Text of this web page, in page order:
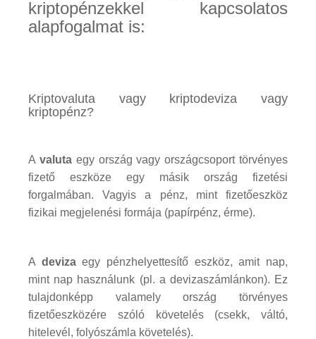
kriptopénzekkel kapcsolatos
alapfogalmat is:
Kriptovaluta vagy kriptodeviza vagy
kriptopénz?
A valuta egy ország vagy országcsoport törvényes
fizető eszköze egy másik ország fizetési
forgalmában. Vagyis a pénz, mint fizetőeszköz
fizikai megjelenési formája (papírpénz, érme).
A devizaegy pénzhelyettesítő eszköz, amit nap,
mint nap használunk (pl. a devizaszámlánkon). Ez
tulajdonképp valamely ország törvényes
fizetőeszközére szóló követelés (csekk, váltó,
hitelevél, folyószámla követelés).